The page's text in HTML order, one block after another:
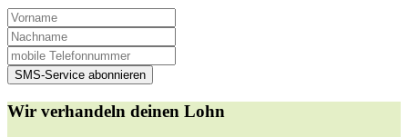
SMS-Service abonnieren
Wir verhandeln deinen Lohn